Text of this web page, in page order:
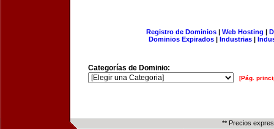
Registro de Dominios| Web Hosting |
Dominios Expirados | Industrias |
Categorías de Dominio:
[Pág.
** Precios